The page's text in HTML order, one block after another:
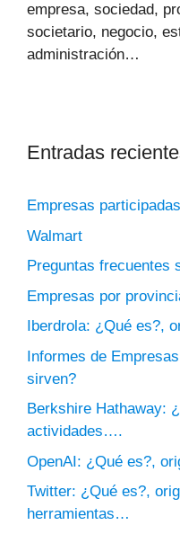
empresa, sociedad,
societario, negocio,
administración…
Entradas
Empresas
Walmart
Preguntas frecuentes
Empresas por
Iberdrola: ¿Qué es?,
Informes de
sirven?
Berkshire Hathaway:
actividades….
OpenAI: ¿Qué es?,
Twitter: ¿Qué es?,
herramientas…